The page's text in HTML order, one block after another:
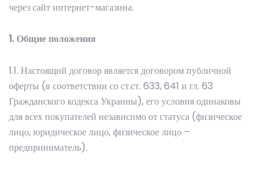
через сайт интернет-магазина.
1. Общие положения
1.1. Настоящий договор является договором публичной
оферты (в соответствии со ст.ст. 633, 641 и гл. 63
Гражданского кодекса Украины), его условия одинаковы
для всех покупателей независимо от статуса (физическое
лицо, юридическое лицо, физическое лицо –
предприниматель).